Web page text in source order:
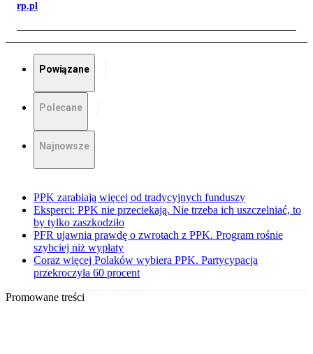
rp.pl
Powiązane
Polecane
Najnowsze
PPK zarabiają więcej od tradycyjnych funduszy
Eksperci: PPK nie przeciekają. Nie trzeba ich uszczelniać, to
by tylko zaszkodziło
PFR ujawnia prawdę o zwrotach z PPK. Program rośnie
szybciej niż wypłaty
Coraz więcej Polaków wybiera PPK. Partycypacja
przekroczyła 60 procent
Promowane treści